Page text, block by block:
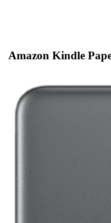
Amazon Kindle